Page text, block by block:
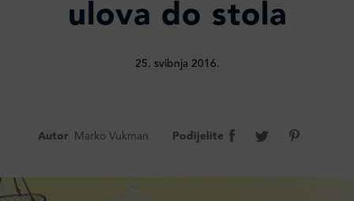
ulova do stola
25. svibnja 2016.
Autor Marko Vukman Podijelite